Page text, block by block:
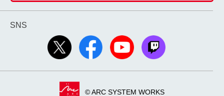
SNS
© ARC SYSTEM WORKS